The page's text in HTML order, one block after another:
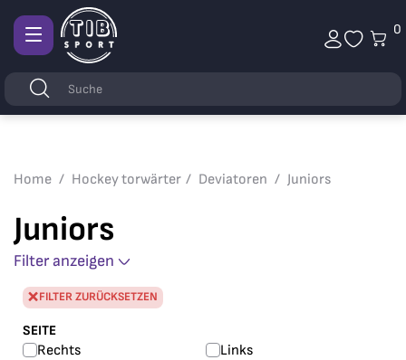
0
StichwörterSuchen
Afficher
navigation
Home Hockey torwärter Deviatoren Juniors
Juniors
Filter anzeigen
FILTER ZURÜCKSETZEN
SEITE
Rechts Links